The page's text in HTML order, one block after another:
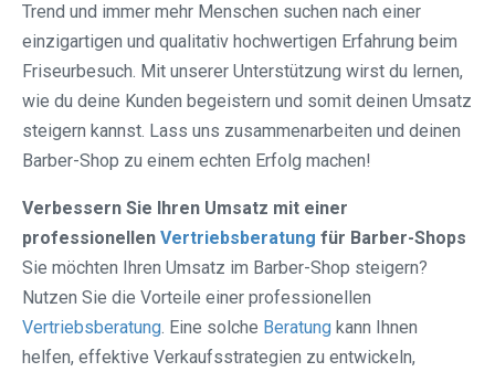
Trend und immer mehr Menschen suchen nach einer
einzigartigen und qualitativ hochwertigen Erfahrung beim
Friseurbesuch. Mit unserer Unterstützung wirst du lernen,
wie du deine Kunden begeistern und somit deinen Umsatz
steigern kannst. Lass uns zusammenarbeiten und deinen
Barber-Shop zu einem echten Erfolg machen!
Verbessern Sie Ihren Umsatz mit einer
professionellen Vertriebsberatung für Barber-Shops
Sie möchten Ihren Umsatz im Barber-Shop steigern?
Nutzen Sie die Vorteile einer professionellen
Vertriebsberatung. Eine solche Beratung kann Ihnen
helfen, effektive Verkaufsstrategien zu entwickeln,